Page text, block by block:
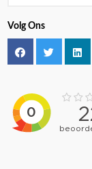
Volg Ons